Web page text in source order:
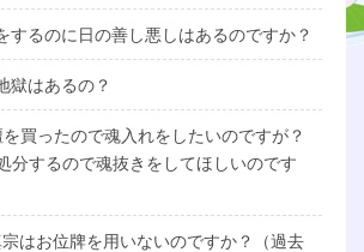
するのに日の善し悪しはあるのですか？
獄はあるの？
買ったので魂入れをしたいのですが？
分するので魂抜きをしてほしいのです
はお位牌を用いないのですか？（過去